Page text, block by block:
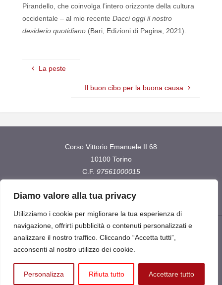
Diamo valore alla tua privacy
Utilizziamo i cookie per migliorare la tua esperienza di
navigazione, offrirti pubblicità o contenuti personalizzati e
analizzare il nostro traffico. Cliccando “Accetta tutti”,
acconsenti al nostro utilizzo dei cookie.
Personalizza Rifiuta tutto Accettare tutto
Pirandello, che coinvolga l’intero orizzonte della cultura
occidentale – al mio recente Dacci oggi il nostro
desiderio quotidiano (Bari, Edizioni di Pagina, 2021).
La peste
Il buon cibo per la buona causa
Corso Vittorio Emanuele II 68
10100 Torino
C.F. 97561000015
©2026 International Help ETS
Powered byFluida& WordPress.